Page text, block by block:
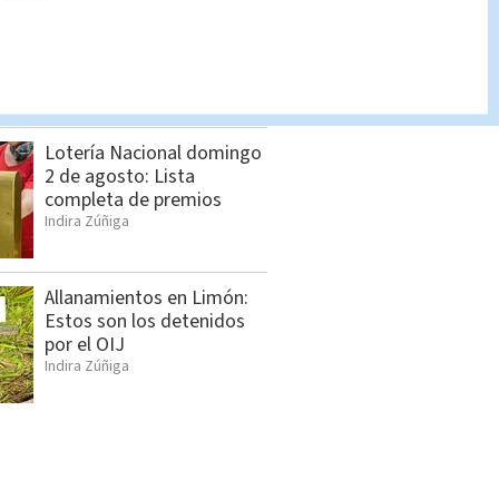
Dólar en Costa Rica: Tipo
Lotería Nacional domingo
2 de agosto: Lista
completa de premios
Indira Zúñiga
Allanamientos en Limón:
Estos son los detenidos
por el OIJ
Indira Zúñiga